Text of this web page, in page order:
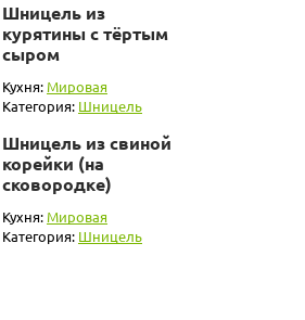
Шницель из
курятины с тёртым
сыром
Кухня: Мировая
Категория: Шницель
Шницель из свиной
корейки (на
сковородке)
Кухня: Мировая
Категория: Шницель